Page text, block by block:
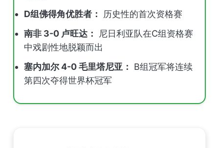
D组佛得角优胜者：
历史性的首次资格赛
南非 3-0 卢旺达：
尼日利亚队在C组资格赛
中戏剧性地脱颖而出
塞内加尔 4-0 毛里塔尼亚：
B组冠军将连续
第四次夺得世界杯冠军